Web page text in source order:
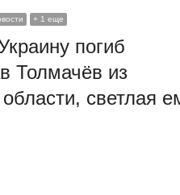
+ 1 еще
погиб
Толмачёв из
светлая